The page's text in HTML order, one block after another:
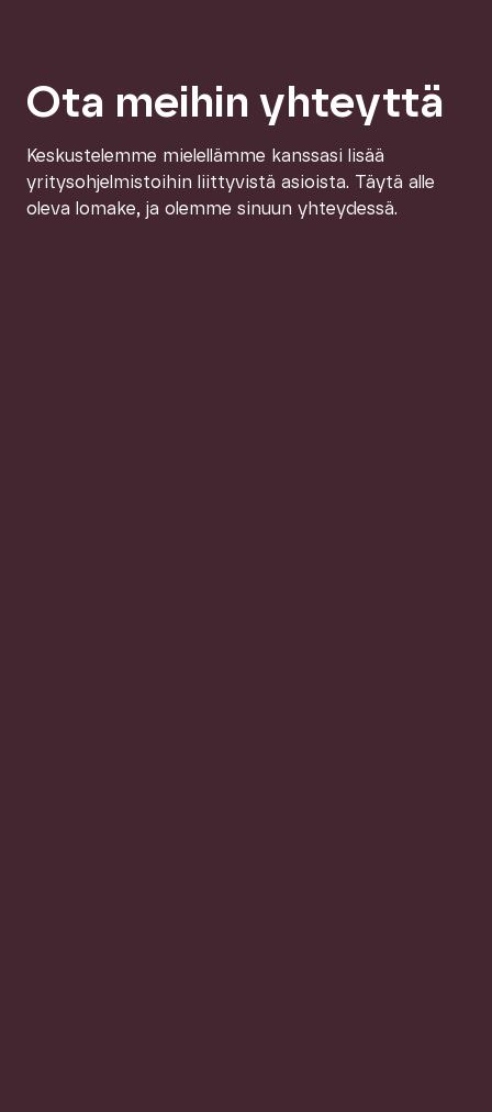
Ota meihin yhteyttä
Keskustelemme mielellämme kanssasi lisää
yritysohjelmistoihin liittyvistä asioista. Täytä alle
oleva lomake, ja olemme sinuun yhteydessä.